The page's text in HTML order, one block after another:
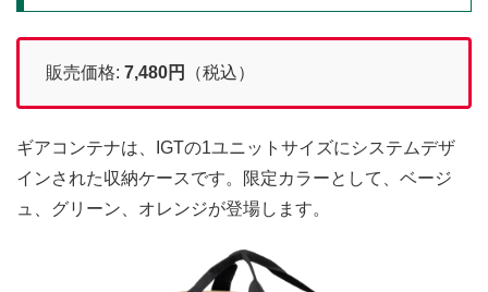
販売価格: 7,480円 （税込）
ギアコンテナは、IGTの1ユニットサイズにシステムデザ
インされた収納ケースです。限定カラーとして、ベージ
ュ、グリーン、オレンジが登場します。